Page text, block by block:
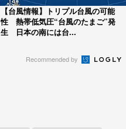
【台風情報】トリプル台風の可能
性 熱帯低気圧“台風のたまご”発
生 日本の南には台...
Recommended by